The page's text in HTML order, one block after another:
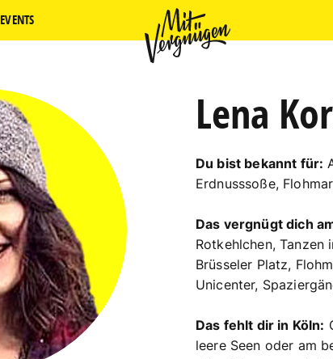
EVENTS
Lena
Du bist bekannt für:
Erdnusssoße,
Das vergnügt dich
Rotkehlchen, Tanzen
Brüsseler Platz,
Unicenter,
Das fehlt dir in Köln:
leere Seen oder am